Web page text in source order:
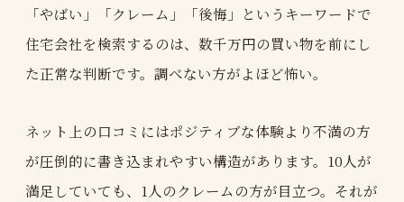
「やばい」「クレーム」「後悔」というキーワードで
住宅会社を検索するのは、数千万円の買い物を前にし
た正常な判断です。調べない方がよほど怖い。
ネット上の口コミにはポジティブな体験より不満の方
が圧倒的に書き込まれやすい構造があります。10人が
満足していても、1人のクレームの方が目立つ。それが